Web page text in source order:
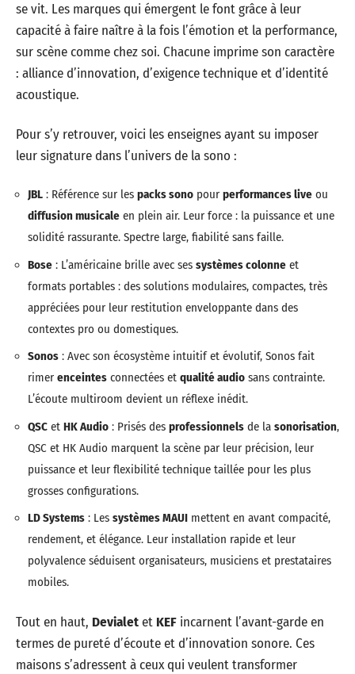
se vit. Les marques qui émergent le font grâce à leur
capacité à faire naître à la fois l’émotion et la performance,
sur scène comme chez soi. Chacune imprime son caractère
: alliance d’innovation, d’exigence technique et d’identité
acoustique.
Pour s’y retrouver, voici les enseignes ayant su imposer
leur signature dans l’univers de la sono :
JBL : Référence sur les packs sono pour performances live ou
diffusion musicale en plein air. Leur force : la puissance et une
solidité rassurante. Spectre large, fiabilité sans faille.
Bose : L’américaine brille avec ses systèmes colonne et
formats portables : des solutions modulaires, compactes, très
appréciées pour leur restitution enveloppante dans des
contextes pro ou domestiques.
Sonos : Avec son écosystème intuitif et évolutif, Sonos fait
rimer enceintes connectées et qualité audio sans contrainte.
L’écoute multiroom devient un réflexe inédit.
QSC et HK Audio : Prisés des professionnels de la sonorisation,
QSC et HK Audio marquent la scène par leur précision, leur
puissance et leur flexibilité technique taillée pour les plus
grosses configurations.
LD Systems : Les systèmes MAUI mettent en avant compacité,
rendement, et élégance. Leur installation rapide et leur
polyvalence séduisent organisateurs, musiciens et prestataires
mobiles.
Tout en haut, Devialetet KEF incarnent l’avant-garde en
termes de pureté d’écoute et d’innovation sonore. Ces
maisons s’adressent à ceux qui veulent transformer